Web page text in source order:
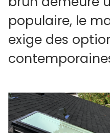
Acrylique ou verre
Montage à cadre
Couleurs du cadre
Dimensions Standard
Commande De
populaire, le
exige des